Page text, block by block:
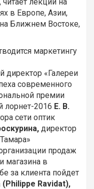
в Европе, Азии,
Ближнем Востоке,
маркетингу
директор «Галереи
современного
премии
лорнет-2016 Е. В.
сети оптик
директор
продаж
магазина в
за клиента пойдет
Ravidat),